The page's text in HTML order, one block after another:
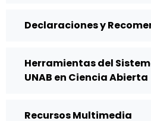
Declaraciones y
Herramientas del
UNAB en Ciencia Abierta
Recursos Multimedia